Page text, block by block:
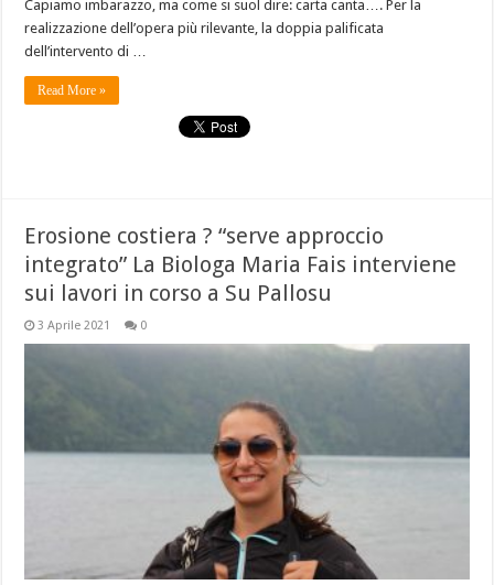
Capiamo imbarazzo, ma come si suol dire: carta canta…. Per la
realizzazione dell’opera più rilevante, la doppia palificata
dell’intervento di …
Read More »
Erosione costiera ? “serve approccio
integrato” La Biologa Maria Fais interviene
sui lavori in corso a Su Pallosu
3 Aprile 2021 0